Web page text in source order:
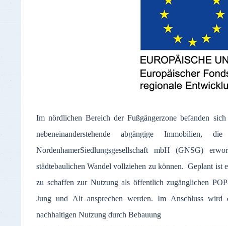
Im nördlichen Bereich der Fußgängerzone befanden
nebeneinanderstehende abgängige Immobilien,
NordenhamerSiedlungsgesellschaft mbH (GNSG)
städtebaulichen Wandel vollziehen zu können. Geplant ist
zu schaffen zur Nutzung als öffentlich zugänglichen
Jung und Alt ansprechen werden. Im Anschluss wird
nachhaltigen Nutzung durch Bebauung